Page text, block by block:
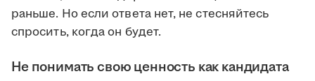
раньше. Но если ответа нет, не стесняйтесь
спросить, когда он будет.
Не понимать свою ценность как кандидата